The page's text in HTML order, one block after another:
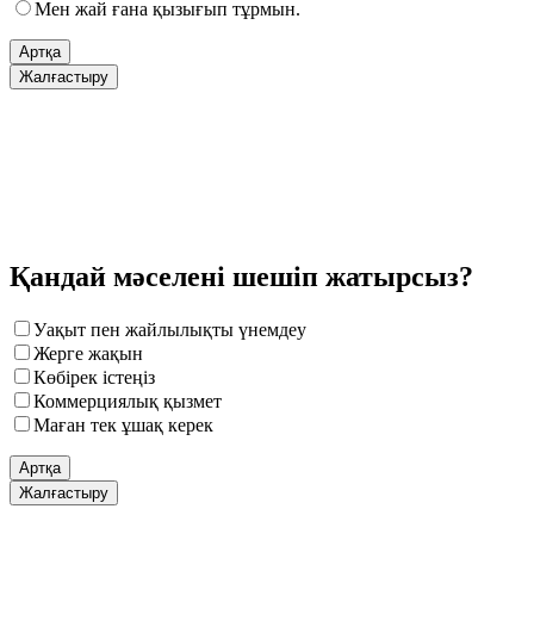
Мен жай ғана қызығып тұрмын.
Артқа
Жалғастыру
Қандай мәселені шешіп жатырсыз?
Уақыт пен жайлылықты үнемдеу
Жерге жақын
Көбірек істеңіз
Коммерциялық қызмет
Маған тек ұшақ керек
Артқа
Жалғастыру